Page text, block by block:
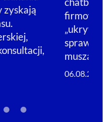
zyskają
„ukryta”
sprawą
muszą ją
06.08.2026